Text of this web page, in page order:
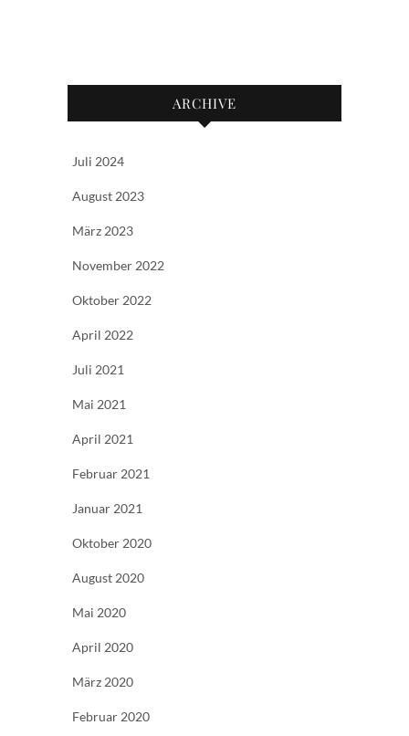
ARCHIVE
Juli 2024
August 2023
März 2023
November 2022
Oktober 2022
April 2022
Juli 2021
Mai 2021
April 2021
Februar 2021
Januar 2021
Oktober 2020
August 2020
Mai 2020
April 2020
März 2020
Februar 2020